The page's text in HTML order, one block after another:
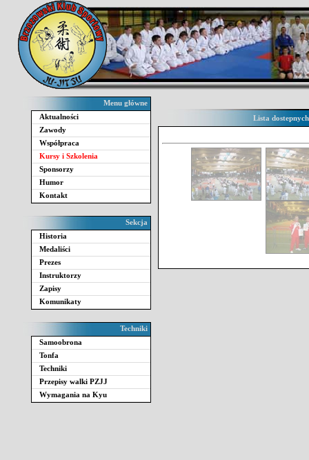
Menu główne
Aktualności
Zawody
Współpraca
Kursy i Szkolenia
Sponsorzy
Humor
Kontakt
Sekcja
Historia
Medaliści
Prezes
Instruktorzy
Zapisy
Komunikaty
Techniki
Samoobrona
Tonfa
Techniki
Przepisy walki PZJJ
Wymagania na Kyu
Lista